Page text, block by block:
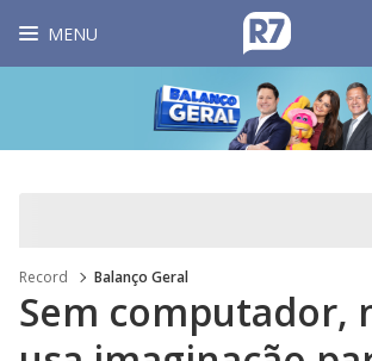
MENU
Record Balanço Geral
Sem computador,